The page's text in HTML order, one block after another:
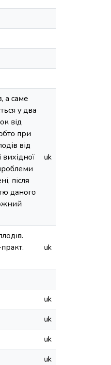
а саме
у два
від
при
від
після
даного
uk
uk
uk
uk
uk
uk